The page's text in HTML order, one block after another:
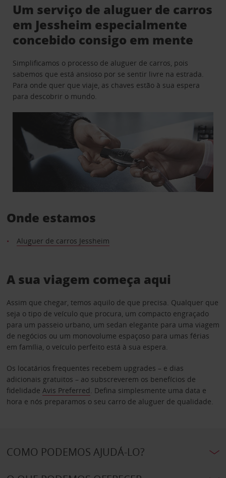
Um serviço de aluguer de carros
em Jessheim especialmente
concebido consigo em mente
Simplificamos o processo de aluguer de carros, pois
sabemos que está ansioso por se sentir livre na estrada.
Para onde quer que viaje, as chaves estão à sua espera
para descobrir o mundo.
Onde estamos
Aluguer de carros Jessheim
A sua viagem começa aqui
Assim que chegar, temos aquilo de que precisa. Qualquer que
seja o tipo de veículo que procura, um compacto engraçado
para um passeio urbano, um sedan elegante para uma viagem
de negócios ou um monovolume espaçoso para umas férias
em família, o veículo perfeito está à sua espera.
Os locatários frequentes recebem upgrades – e dias
adicionais gratuitos – ao subscreverem os benefícios de
fidelidade Avis Preferred. Defina simplesmente uma data e
hora e nós preparamos o seu carro de aluguer de qualidade.
COMO PODEMOS AJUDÁ-LO?